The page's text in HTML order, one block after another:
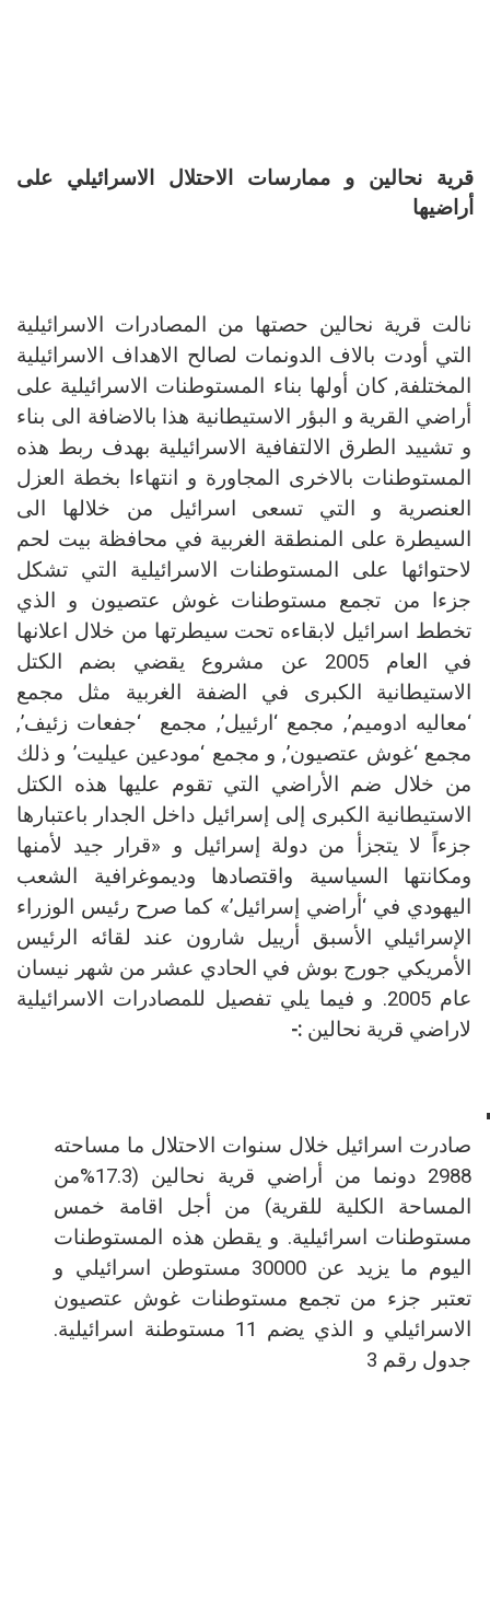
قرية نحالين و ممارسات الاحتلال الاسرائيلي على
أراضيها
نالت قرية نحالين حصتها من المصادرات الاسرائيلية
التي أودت بالاف الدونمات لصالح الاهداف الاسرائيلية
المختلفة, كان أولها بناء المستوطنات الاسرائيلية على
أراضي القرية و البؤر الاستيطانية هذا بالاضافة الى بناء
و تشييد الطرق الالتفافية الاسرائيلية بهدف ربط هذه
المستوطنات بالاخرى المجاورة و انتهاءا بخطة العزل
العنصرية و التي تسعى اسرائيل من خلالها الى
السيطرة على المنطقة الغربية في محافظة بيت لحم
لاحتوائها على المستوطنات الاسرائيلية التي تشكل
جزءا من تجمع مستوطنات غوش عتصيون و الذي
تخطط اسرائيل لابقاءه تحت سيطرتها من خلال اعلانها
في العام 2005 عن مشروع يقضي بضم الكتل
الاستيطانية الكبرى في الضفة الغربية مثل مجمع
‘معاليه ادوميم’, مجمع ‘ارئييل’, مجمع
‘جفعات زئيف’,
مجمع ‘غوش عتصيون’, و مجمع ‘مودعين عيليت’ و ذلك
من خلال ضم الأراضي التي تقوم عليها هذه الكتل
الاستيطانية الكبرى إلى إسرائيل داخل الجدار باعتبارها
جزءاً لا يتجزأ من دولة إسرائيل و «قرار جيد لأمنها
ومكانتها السياسية واقتصادها وديموغرافية الشعب
اليهودي في ‘أراضي إسرائيل’» كما صرح رئيس الوزراء
الإسرائيلي الأسبق أرييل شارون عند لقائه الرئيس
الأمريكي جورج بوش في الحادي عشر من شهر نيسان
عام 2005.
و فيما يلي تفصيل للمصادرات الاسرائيلية
لاراضي قرية نحالين :-
صادرت اسرائيل خلال سنوات الاحتلال ما مساحته
2988 دونما من أراضي قرية نحالين (17.3%من
المساحة الكلية للقرية) من أجل اقامة خمس
مستوطنات اسرائيلية. و يقطن هذه المستوطنات
اليوم ما يزيد عن 30000 مستوطن اسرائيلي
و
تعتبر جزء من تجمع مستوطنات غوش عتصيون
الاسرائيلي و الذي يضم 11 مستوطنة اسرائيلية.
جدول رقم 3